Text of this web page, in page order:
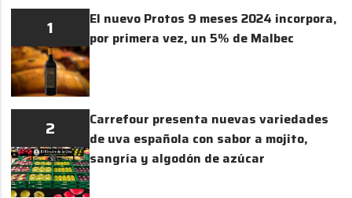
1
El nuevo Protos 9 meses 2024 incorpora,
por primera vez, un 5% de Malbec
2
Carrefour presenta nuevas variedades
de uva española con sabor a mojito,
sangría y algodón de azúcar